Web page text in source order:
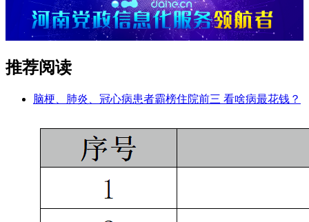
推荐阅读
脑梗、肺炎、冠心病患者霸榜住院前三 看啥病最花钱？